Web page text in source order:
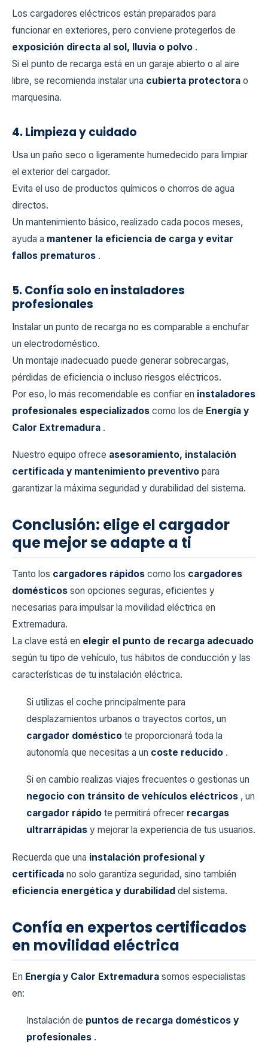
Los cargadores eléctricos están preparados para
funcionar en exteriores, pero conviene protegerlos de
exposición directa al sol, lluvia o polvo .
Si el punto de recarga está en un garaje abierto o al aire
libre, se recomienda instalar una cubierta protectora o
marquesina.
4. Limpieza y cuidado
Usa un paño seco o ligeramente humedecido para limpiar
el exterior del cargador.
Evita el uso de productos químicos o chorros de agua
directos.
Un mantenimiento básico, realizado cada pocos meses,
ayuda a mantener la eficiencia de carga y evitar
fallos prematuros .
5. Confía solo en instaladores
profesionales
Instalar un punto de recarga no es comparable a enchufar
un electrodoméstico.
Un montaje inadecuado puede generar sobrecargas,
pérdidas de eficiencia o incluso riesgos eléctricos.
Por eso, lo más recomendable es confiar en instaladores
profesionales especializados como los de Energía y
Calor Extremadura .
Nuestro equipo ofrece asesoramiento, instalación
certificada y mantenimiento preventivo para
garantizar la máxima seguridad y durabilidad del sistema.
Conclusión: elige el cargador
que mejor se adapte a ti
Tanto los cargadores rápidos como los cargadores
domésticos son opciones seguras, eficientes y
necesarias para impulsar la movilidad eléctrica en
Extremadura.
La clave está en elegir el punto de recarga adecuado
según tu tipo de vehículo, tus hábitos de conducción y las
características de tu instalación eléctrica.
Si utilizas el coche principalmente para
desplazamientos urbanos o trayectos cortos, un
cargador doméstico te proporcionará toda la
autonomía que necesitas a un coste reducido .
Si en cambio realizas viajes frecuentes o gestionas un
negocio con tránsito de vehículos eléctricos , un
cargador rápido te permitirá ofrecer recargas
ultrarrápidas y mejorar la experiencia de tus usuarios.
Recuerda que una instalación profesional y
certificada no solo garantiza seguridad, sino también
eficiencia energética y durabilidad del sistema.
Confía en expertos certificados
en movilidad eléctrica
En Energía y Calor Extremadura somos especialistas
en:
Instalación de puntos de recarga domésticos y
profesionales .